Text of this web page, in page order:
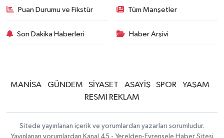
Puan Durumu ve Fikstür Tüm Manşetler
Son Dakika Haberleri Haber Arşivi
MANİSA GÜNDEM SİYASET ASAYİŞ SPOR
YAŞAM
RESMİ REKLAM
Sitede yayınlanan içerik ve yorumlardan yazarları sorumludur.